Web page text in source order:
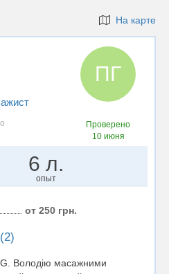
На карте
ПГ
Проверено
10 июня
6 л.
опыт
от 250 грн.
Володію масажними